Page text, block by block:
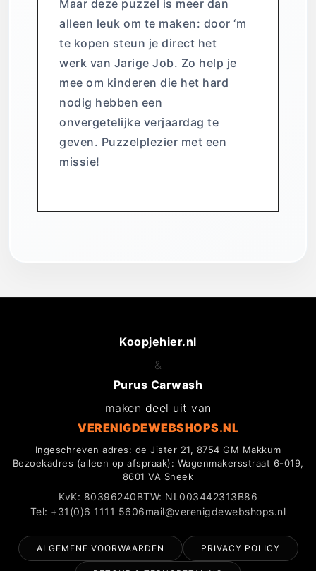
Maar deze puzzel is meer dan
alleen leuk om te maken: door ‘m
te kopen steun je direct het
werk van Jarige Job. Zo help je
mee om kinderen die het hard
nodig hebben een
onvergetelijke verjaardag te
geven. Puzzelplezier met een
missie!
Koopjehier.nl
&
Purus Carwash
maken deel uit van
VERENIGDEWEBSHOPS.NL
Ingeschreven adres: de Jister 21, 8754 GM Makkum
Bezoekadres (alleen op afspraak): Wagenmakersstraat 6-019,
8601 VA Sneek
KvK: 80396240BTW: NL003442313B86
Tel: +31(0)6 1111 5606mail@verenigdewebshops.nl
ALGEMENE VOORWAARDEN PRIVACY POLICY